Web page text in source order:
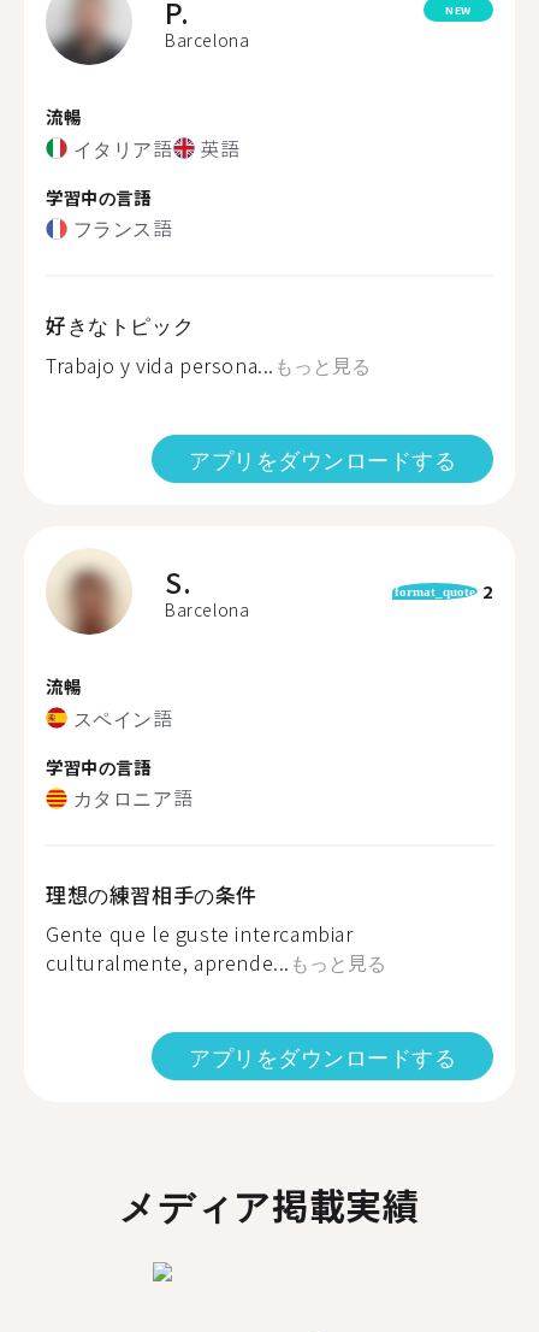
P.
Barcelona
NEW
流暢
イタリア語 英語
学習中の言語
フランス語
好きなトピック
Trabajo y vida persona... もっと見る
アプリをダウンロードする
S.
Barcelona
format_quote 2
流暢
スペイン語
学習中の言語
カタロニア語
理想の練習相手の条件
Gente que le guste intercambiar
culturalmente, aprende... もっと見る
アプリをダウンロードする
メディア掲載実績